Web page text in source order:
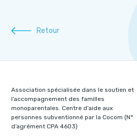
Retour
Association spécialisée dans le soutien et
l’accompagnement des familles
monoparentales. Centre d’aide aux
personnes subventionné par la Cocom (N°
d’agrément CPA 4603)